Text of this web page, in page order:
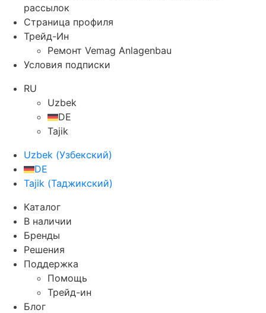
рассылок
Страница профиля
Трейд-Ин
Ремонт Vemag Anlagenbau
Условия подписки
RU
Uzbek
DE
Tajik
Uzbek (Узбекский)
DE
Tajik (Таджикский)
Каталог
В наличии
Бренды
Решения
Поддержка
Помощь
Трейд-ин
Блог